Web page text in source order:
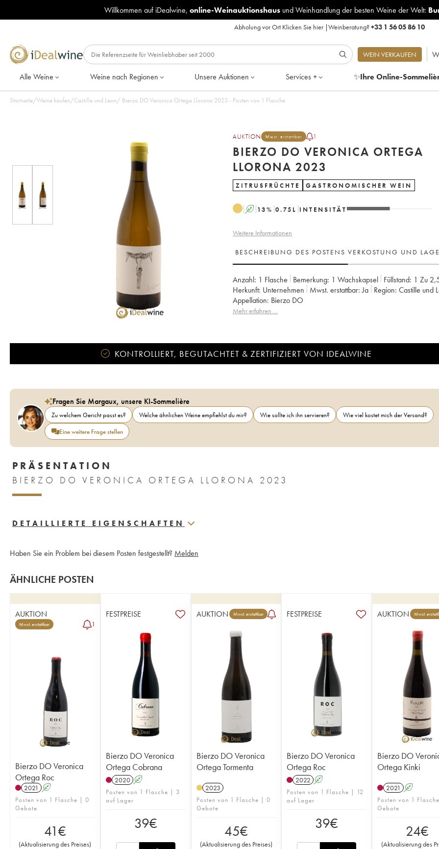
Willkommen auf iDealwine, online-Weinauktionshausund Weinhandlung der besten Weine der Welt:
Abholung vor Ort Klicken Sie hier|Weinberatung?+33 1 56 05 86 10
WEIN VERKAUFEN
Alle Weine Weine nach Regionen Unsere Auktionen Services + ✨Ihre Online-
Startseite/Weine kaufen/Castille und Leon/ Bierzo DO Veronica Ortega Llorona 2023 - Posten von 1 Flasche
AUKTION Mwst. erstattbar 1
BIERZO DO VERONICA ORTEGA
LLORONA 2023
ZITRUSFRÜCHTE GASTRONOMISCHER WEIN
A 13% 0.75 L INTENSITÄT
Weitere Informationen
BESCHREIBUNG DES POSTENS VERKOSTUNG UND
Anzahl: 1 Flasche Bemerkung: 1 Wachskapsel Füllstand: 1 Zu
Herkunft:
unternehmen Mwst. erstattbar: ja Region:
Castille und
Appellation:
Bierzo DO
Mehr erfahren …
KONTROLLIERT, BEGUTACHTET & ZERTIFIZIERT VON IDEALWINE
Fragen Sie Margaux, unsere KI-Sommelière
Zu welchem Gericht passt es? Welche ähnlichen Weine empfiehlst du mir? Wie sollte ich ihn servieren?
Wie viel kostet mich der Versand?
Eine weitere Frage stellen
PRÄSENTATION
BIERZO DO VERONICA ORTEGA LLORONA 2023
DETAILLIERTE EIGENSCHAFTEN
Haben Sie ein Problem bei diesem Posten festgestellt? Melden
ÄHNLICHE POSTEN
AUKTION
Mwst. erstattbar 1
Bierzo DO Veronica
Ortega Roc
2021 A
Posten von 1 Flasche | 0
Gebote
41€
(Aktualisierung des Preises)
FESTPREISE
Bierzo DO Veronica
Ortega Cobrana
2020 A
Posten von 1 Flasche | 3
auf Lager
39€
AUKTION Mwst. erstattbar
Bierzo DO Veronica
Ortega Tormenta
2023
Posten von 1 Flasche | 0
Gebote
45€
(Aktualisierung des Preises)
FESTPREISE
Bierzo DO Veronica
Ortega Roc
2022 A
Posten von 1 Flasche | 12
auf Lager
39€
AUKTION Mwst.
Bierzo DO
Ortega Kinki
2021 A
Posten von 1
Gebote
24€
(Aktualisierung des